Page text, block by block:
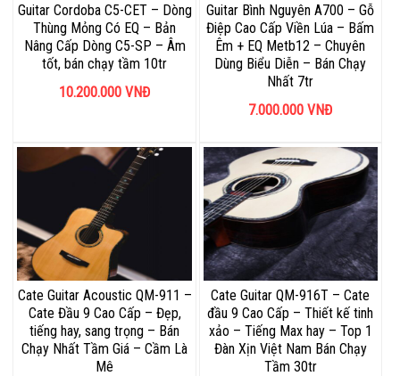
Guitar Cordoba C5-CET – Dòng
Thùng Mỏng Có EQ – Bản
Nâng Cấp Dòng C5-SP – Âm
tốt, bán chạy tầm 10tr
10.200.000 VNĐ
Guitar Bình Nguyên A700 – Gỗ
Điệp Cao Cấp Viền Lúa – Bấm
Êm + EQ Metb12 – Chuyên
Dùng Biểu Diễn – Bán Chạy
Nhất 7tr
7.000.000 VNĐ
Cate Guitar Acoustic QM-911 –
Cate Đầu 9 Cao Cấp – Đẹp,
tiếng hay, sang trọng – Bán
Chạy Nhất Tầm Giá – Cầm Là
Mê
Cate Guitar QM-916T – Cate
đầu 9 Cao Cấp – Thiết kế tinh
xảo – Tiếng Max hay – Top 1
Đàn Xịn Việt Nam Bán Chạy
Tầm 30tr